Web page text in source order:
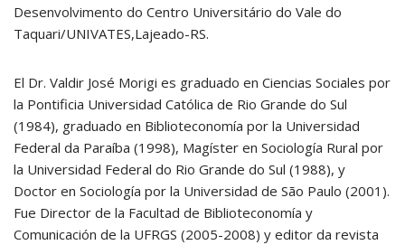
Desenvolvimento do Centro Universitário do Vale do
Taquari/UNIVATES,Lajeado-RS.
El Dr. Valdir José Morigi es graduado en Ciencias Sociales por
la Pontificia Universidad Católica de Rio Grande do Sul
(1984), graduado en Biblioteconomía por la Universidad
Federal da Paraíba (1998), Magíster en Sociología Rural por
la Universidad Federal do Rio Grande do Sul (1988), y
Doctor en Sociología por la Universidad de São Paulo (2001).
Fue Director de la Facultad de Biblioteconomía y
Comunicación de la UFRGS (2005-2008) y editor da revista